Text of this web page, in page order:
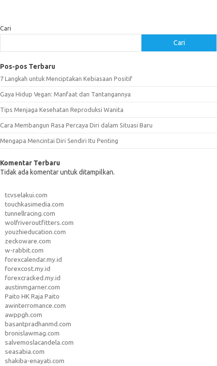
Cari
Cari
Pos-pos Terbaru
7 Langkah untuk Menciptakan Kebiasaan Positif
Gaya Hidup Vegan: Manfaat dan Tantangannya
Tips Menjaga Kesehatan Reproduksi Wanita
Cara Membangun Rasa Percaya Diri dalam Situasi Baru
Mengapa Mencintai Diri Sendiri Itu Penting
Komentar Terbaru
Tidak ada komentar untuk ditampilkan.
tcvselakui.com
touchkasimedia.com
tunnellracing.com
wolfriveroutfitters.com
youzhieducation.com
zeckoware.com
w-rabbit.com
forexcalendar.my.id
forexcost.my.id
forexcracked.my.id
austinmgarner.com
Paito HK Raja Paito
awinterromance.com
awppgh.com
basantpradhanmd.com
bronislawmag.com
salvemoslacandela.com
seasabia.com
shakiba-enayati.com